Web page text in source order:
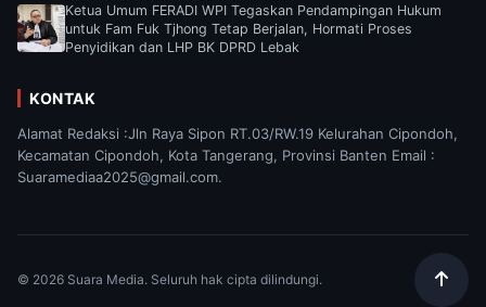
Ketua Umum FERADI WPI Tegaskan Pendampingan Hukum
untuk Fam Fuk Tjhong Tetap Berjalan, Hormati Proses
Penyidikan dan LHP BK DPRD Lebak
KONTAK
Alamat Redaksi :Jln Raya Sipon RT.03/RW.19 Kelurahan Cipondoh,
Kecamatan Cipondoh, Kota Tangerang, Provinsi Banten Email :
Suaramediaa2025@gmail.com.
© 2026 Suara Media. Seluruh hak cipta dilindungi.